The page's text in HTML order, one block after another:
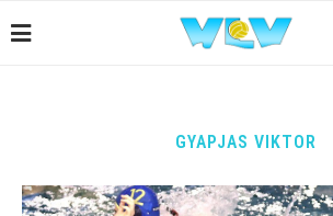
GYAPJAS VIKTOR